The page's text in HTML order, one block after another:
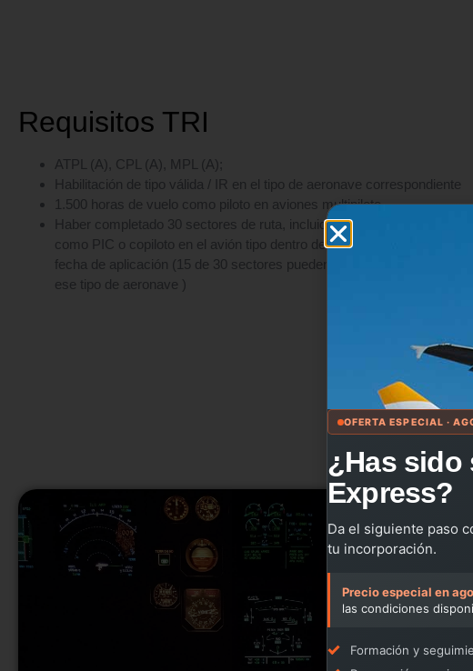
Requisitos TRI
ATPL (A), CPL (A), MPL (A);
Habilitación de tipo válida / IR en el tipo de aeronave correspondiente
1.500 horas de vuelo como piloto en aviones multipiloto
Haber completado 30 sectores de ruta, incluidos despegues y
como PIC o copiloto en el avión tipo dentro de los 12 meses anteriores
fecha de aplicación (15 de 30 sectores pueden completarse en el FFS
ese tipo de aeronave )
OFERTA ESPECIAL ·
¿Has sido
Express?
Da el siguiente paso
tu incorporación.
Precio especial en
las condiciones
Formación y